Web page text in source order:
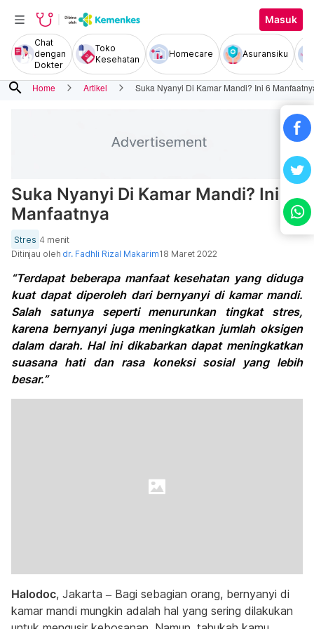
Masuk
Chat
dengan
Dokter
Toko
Kesehatan
Homecare Asuransiku
search Home Artikel Suka Nyanyi Di Kamar Mandi? Ini 6
Suka Nyanyi Di Kamar Mandi? Ini 6
Manfaatnya
Stres 4 menit
Ditinjau oleh dr. Fadhli Rizal Makarim18 Maret 2022
“Terdapat beberapa manfaat kesehatan yang diduga
kuat dapat diperoleh dari bernyanyi di kamar mandi.
Salah satunya seperti menurunkan tingkat stres,
karena bernyanyi juga meningkatkan jumlah oksigen
dalam darah. Hal ini dikabarkan dapat meningkatkan
suasana hati dan rasa koneksi sosial yang lebih
besar.”
Halodoc, Jakarta – Bagi sebagian orang, bernyanyi di
kamar mandi mungkin adalah hal yang sering dilakukan